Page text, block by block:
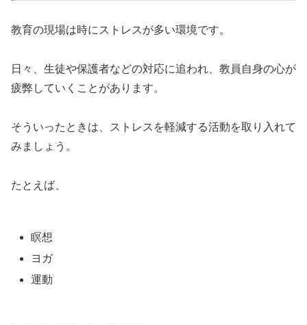
教育の現場は時にストレスが多い環境です。
日々、生徒や保護者などの対応に追われ、教員自身の心が
疲弊していくことがあります。
そういったときは、ストレスを軽減する活動を取り入れて
みましょう。
たとえば、
瞑想
ヨガ
運動